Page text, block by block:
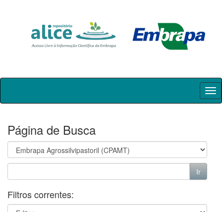
Skip
Página de Busca
Filtros correntes: